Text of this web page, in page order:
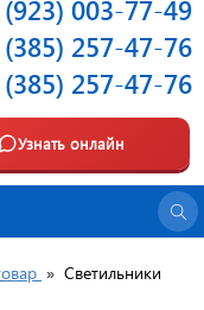
003-77-49
257-47-76
257-47-76
Узнать онлайн
» Светильники